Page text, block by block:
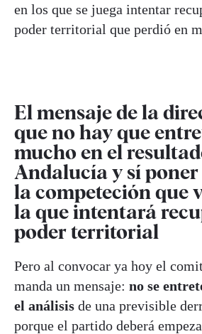
en los que se juega intentar
poder territorial que perdió en
El mensaje de la
que no hay que
mucho en el
Andalucía y sí poner
la competeción que
la que intentará
poder territorial
Pero al convocar ya hoy el
manda un mensaje: no se
el análisis de una previsible
porque el partido deberá